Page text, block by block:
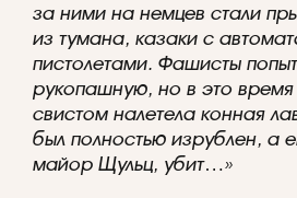
за ними на немцев стали
из тумана, казаки с
пистолетами. Фашисты
рукопашную, но в это время
свистом налетела конная
был полностью изрублен, а
майор Щульц, убит…»